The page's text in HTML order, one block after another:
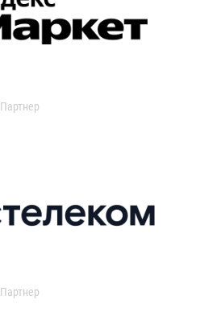
Партнер
Партнер